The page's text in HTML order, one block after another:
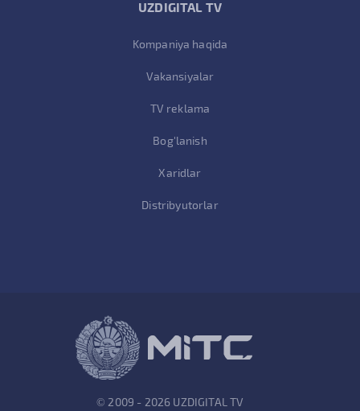
UZDIGITAL TV
Kompaniya haqida
Vakansiyalar
TV reklama
Bog'lanish
Xaridlar
Distribyutorlar
© 2009 - 2026 UZDIGITAL TV